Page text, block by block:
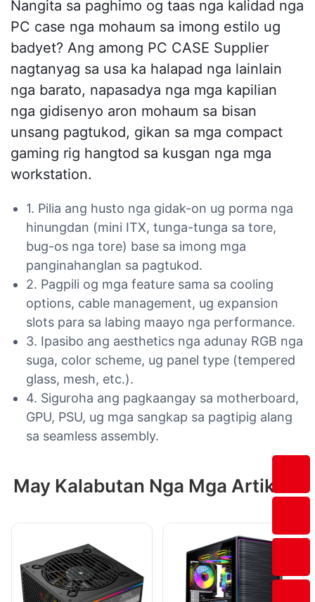
Nangita sa paghimo og taas nga kalidad nga
PC case nga mohaum sa imong estilo ug
badyet? Ang among PC CASE Supplier
nagtanyag sa usa ka halapad nga lainlain
nga barato, napasadya nga mga kapilian
nga gidisenyo aron mohaum sa bisan
unsang pagtukod, gikan sa mga compact
gaming rig hangtod sa kusgan nga mga
workstation.
1. Pilia ang husto nga gidak-on ug porma nga
hinungdan (mini ITX, tunga-tunga sa tore,
bug-os nga tore) base sa imong mga
panginahanglan sa pagtukod.
2. Pagpili og mga feature sama sa cooling
options, cable management, ug expansion
slots para sa labing maayo nga performance.
3. Ipasibo ang aesthetics nga adunay RGB nga
suga, color scheme, ug panel type (tempered
glass, mesh, etc.).
4. Siguroha ang pagkaangay sa motherboard,
GPU, PSU, ug mga sangkap sa pagtipig alang
sa seamless assembly.
May Kalabutan Nga Mga Artikulo